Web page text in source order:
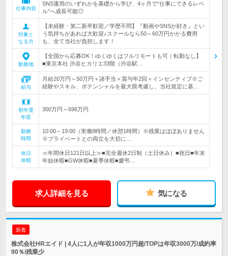
仕事内容
SNS運用のいずれかを基礎から学び、4ヶ月で“仕事にできるレベ
ル”へ成長可能◎
対象と
なる方
【未経験・第二新卒歓迎／学歴不問】『動画やSNSが好き』とい
う気持ちがあれば大歓迎♪スクールなら50～60万円かかる費用
も、全て当社が負担します！
勤務地
【全国から応募OK！ゆくゆくはフルリモートも可｜転勤なし】
■東京本社 渋谷ヒカリエ33階（渋谷駅…
給与
月給20万円～50万円＋諸手当＋賞与年2回＋インセンティブ※ご
経験やスキル、ポテンシャルを最大限考慮し、当社規定に基…
初年度
年収
300万円～696万円
勤務
時間
10:00～19:00（実働8時間／休憩1時間）※残業はほぼありません
※プライベートとの両立を大切に…
休日
休暇
≪年間休日121日以上≫■完全週休2日制（土日休み）■祝日■年末
年始休暇■GW休暇■夏季休暇■慶弔…
求人詳細を見る 気になる
新着
株式会社HRエイド | 4人に1人が年収1000万円超/TOPは年収3000万/成約率
90％/残業少